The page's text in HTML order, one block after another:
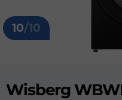
10/10
Wisberg